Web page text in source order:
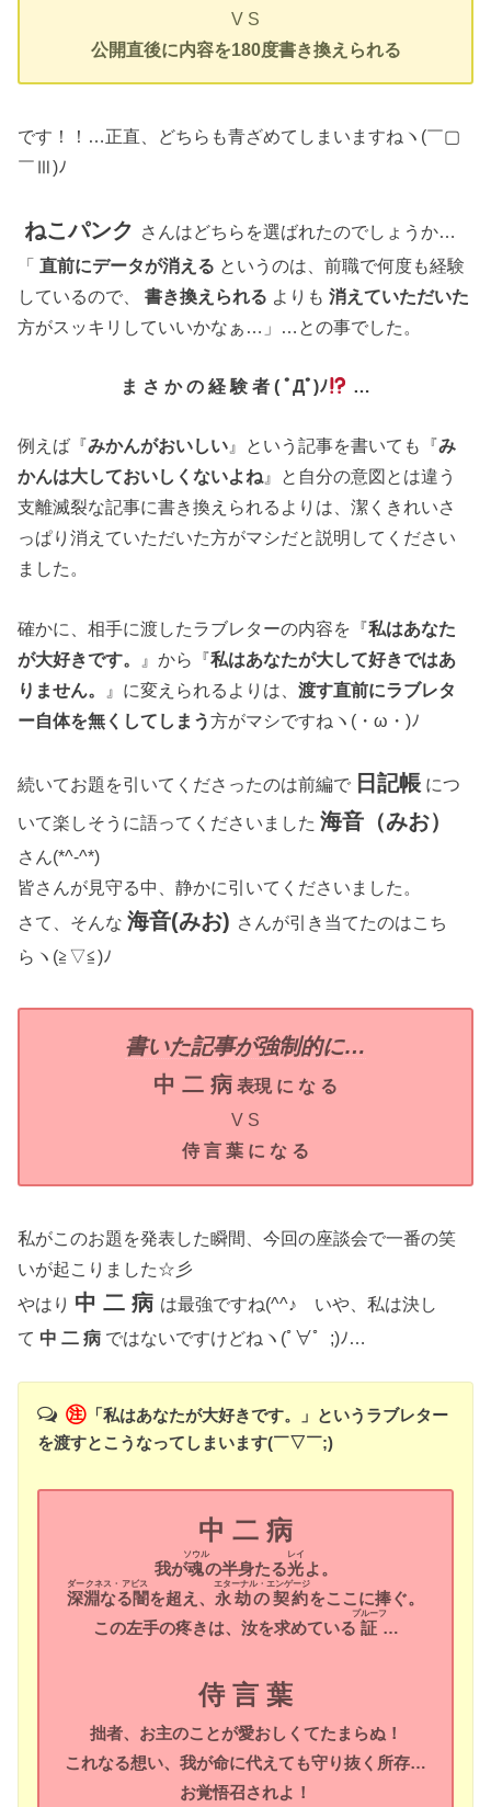
V S
公開直後に内容を180度書き換えられる
です！！…正直、どちらも青ざめてしまいますねヽ(￣▢
￣Ⅲ)ﾉ
ねこパンク さんはどちらを選ばれたのでしょうか…
「直前にデータが消える というのは、前職で何度も経験
しているので、書き換えられる よりも消えていただいた
方がスッキリしていいかなぁ…」…との事でした。
ま さ か の 経 験 者 ( ﾟДﾟ)ﾉ …
例えば『みかんがおいしい 』という記事を書いても『み
かんは大しておいしくないよね 』と自分の意図とは違う
支離滅裂な記事に書き換えられるよりは、潔くきれいさ
っぱり消えていただいた方がマシだと説明してください
ました。
確かに、相手に渡したラブレターの内容を『私はあなた
が大好きです。
』から『私はあなたが大して好きではあ
りません。
』に変えられるよりは、渡す直前にラブレタ
ー自体を無くしてしまう方がマシですねヽ(・ω・)ﾉ
続いてお題を引いてくださったのは前編で 日記帳 につ
いて楽しそうに語ってくださいました海音（みお）
さん(*^-^*)
皆さんが見守る中、静かに引いてくださいました。
さて、そんな海音(みお) さんが引き当てたのはこち
らヽ(≧▽≦)ﾉ
書いた記事が強制的に…
中 二 病 表現 に な る
V S
侍 言 葉 に な る
私がこのお題を発表した瞬間、今回の座談会で一番の笑
いが起こりました☆彡
やはり 中 二 病 は最強ですね(^^♪ いや、私は決し
て 中 二 病 ではないですけどねヽ(ﾟ∀゜;)ﾉ…
㊟「私はあなたが大好きです。」というラブレター
を渡すとこうなってしまいます(￣▽￣;)ゞ
中 二 病
我が魂
ソウル
の半身たる光
レイ
よ。
深淵なる闇
ダークネス・アビス
を超え、 永劫の契約
エターナル・エンゲージ
をここに捧ぐ。
この左手の疼きは、汝を求めている 証
プルーフ
…
侍 言 葉
拙者、お主のことが愛おしくてたまらぬ！
これなる想い、我が命に代えても守り抜く所存…
お覚悟召されよ！